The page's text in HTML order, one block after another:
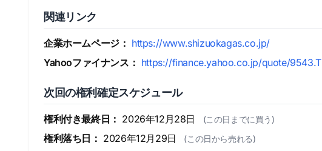
関連リンク
企業ホームページ： https://www.shizuokagas.co.jp/
Yahooファイナンス： https://finance.yahoo.co.jp/quote/9543.T
次回の権利確定スケジュール
権利付き最終日： 2026年12月28日 (この日までに買う)
権利落ち日： 2026年12月29日 (この日から売れる)